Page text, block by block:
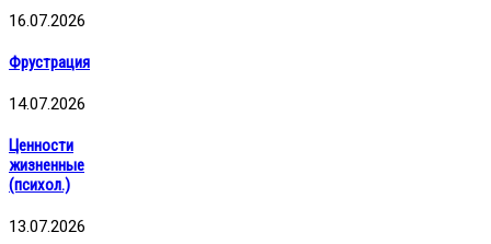
16.07.2026
Фрустрация
14.07.2026
Ценности
жизненные
(психол.)
13.07.2026